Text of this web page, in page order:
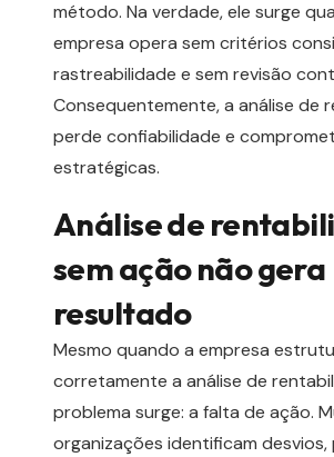
método. Na verdade, ele surge
empresa opera sem critérios
rastreabilidade e sem revisão
Consequentemente, a análise de
perde confiabilidade e
estratégicas.
Análise de
sem ação não gera
resultado
Mesmo quando a empresa
corretamente a análise de
problema surge: a falta de ação.
organizações identificam desvios,